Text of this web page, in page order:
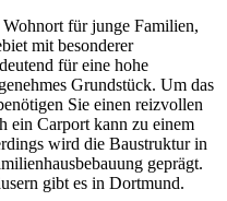
für junge Familien,
mit besonderer
für eine hohe
Grundstück. Um das
Sie einen reizvollen
ein Carport kann zu einem
wird die Baustruktur in
geprägt.
gibt es in Dortmund.